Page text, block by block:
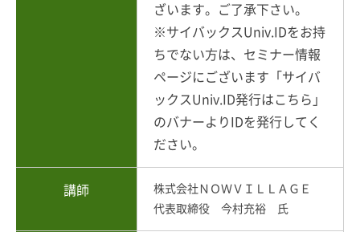
ざいます。ご了承下さい。
※サイバックスUniv.IDをお持
ちでない方は、セミナー情報
ページにございます「サイバ
ックスUniv.ID発行はこちら」
のバナーよりIDを発行してく
ださい。
講師
株式会社ＮＯＷＶＩＬＬＡＧＥ
代表取締役 今村充裕 氏